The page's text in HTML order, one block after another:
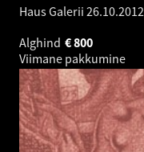
Haus Galerii 26.10.2012
Alghind
800
€
Viimane pakkumine